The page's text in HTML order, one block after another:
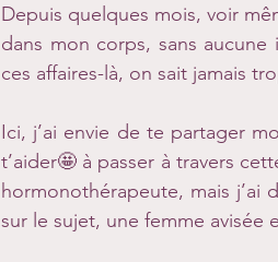
Depuis quelques mois, voir
dans mon corps, sans
ces affaires-là, on sait jamais
Ici, j’ai envie de te partager
t’aider🤩 à passer à travers
hormonothérapeute, mais
sur le sujet, une femme avisée